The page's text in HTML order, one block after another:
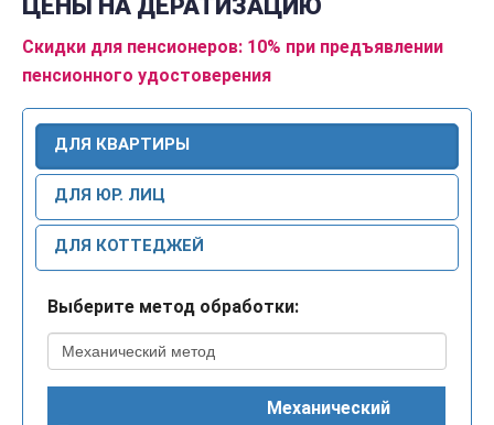
ЦЕНЫ НА ДЕРАТИЗАЦИЮ
Скидки для пенсионеров: 10% при предъявлении
пенсионного удостоверения
ДЛЯ КВАРТИРЫ
ДЛЯ ЮР. ЛИЦ
ДЛЯ КОТТЕДЖЕЙ
Выберите метод обработки:
Механический